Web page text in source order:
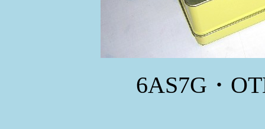
6AS7G・